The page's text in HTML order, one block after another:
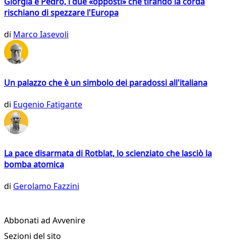
rischiano di spezzare l'Europa
di Marco Iasevoli
Un palazzo che è un simbolo dei paradossi all'italiana
di Eugenio Fatigante
La pace disarmata di Rotblat, lo scienziato che lasciò la
bomba atomica
di Gerolamo Fazzini
Abbonati ad Avvenire
Sezioni del sito